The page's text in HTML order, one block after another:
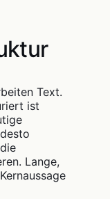
Text.
ist
Lange,